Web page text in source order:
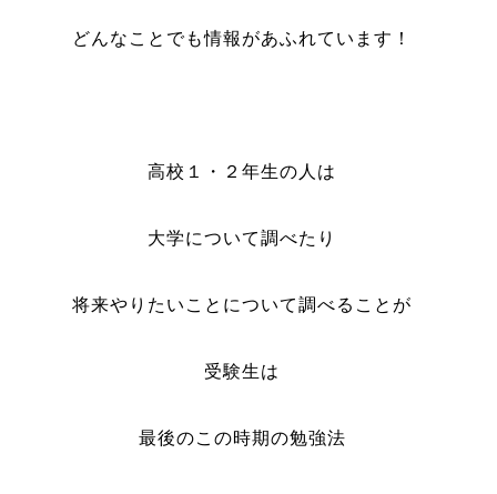
どんなことでも情報があふれています！
高校１・２年生の人は
大学について調べたり
将来やりたいことについて調べることが
受験生は
最後のこの時期の勉強法